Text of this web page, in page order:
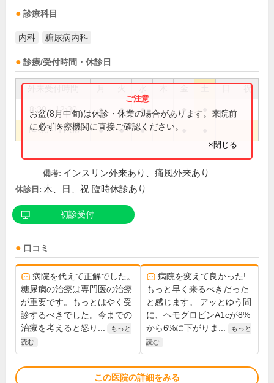
診療科目
内科 糖尿病内科
診療/受付時間・休診日
祝
8:30～12:30 ● ● ● ●
14:30～17:30 ● ● ●
お盆(8月中旬)は休診・休業の場合があります。来院前
に必ず医療機関に直接ご確認ください。
×閉じる
備考: インスリン外来あり、痛風外来あり
休診日: 木、日、祝 臨時休診あり
初診受付
口コミ
病院を代えて正解でした。
糖尿病の治療は専門医の治療
が重要です。もっとはやく受
診するべきでした。今までの
治療を考えると怒り...
もっと
読む
病院を変えて良かった!
もっと早く来るべきだった
と感じます。 アッとゆう間
に、ヘモグロビンA1cが8%
から6%に下がりま...
もっと
読む
この医院の詳細をみる